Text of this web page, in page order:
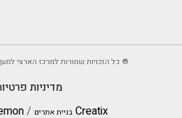
® כל הזכויות שמורות למרכז הארצי
מדיניות
Creatix בניית אתרים /